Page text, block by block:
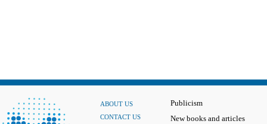
ABOUT US
CONTACT US
Publicism
New books and articles